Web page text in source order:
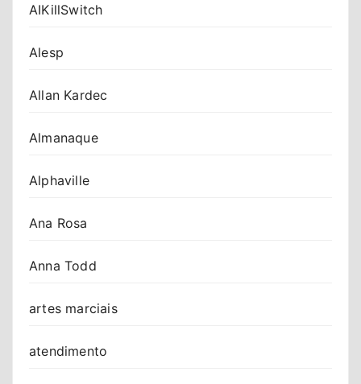
AIKillSwitch
Alesp
Allan Kardec
Almanaque
Alphaville
Ana Rosa
Anna Todd
artes marciais
atendimento